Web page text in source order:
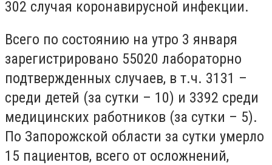
302 случая коронавирусной инфекции.
Всего по состоянию на утро 3 января
зарегистрировано 55020 лабораторно
подтвержденных случаев, в т.ч. 3131 –
среди детей (за сутки – 10) и 3392 среди
медицинских работников (за сутки – 5).
По Запорожской области за сутки умерло
15 пациентов, всего от осложнений,